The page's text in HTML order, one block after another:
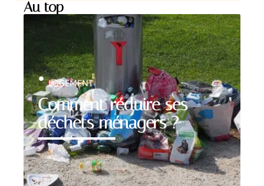
Au top
Comment réduire ses
déchets ménagers ?
LOGEMENT